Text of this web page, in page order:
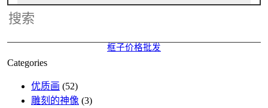
Categories
优质画 (52)
雕刻的神像 (3)